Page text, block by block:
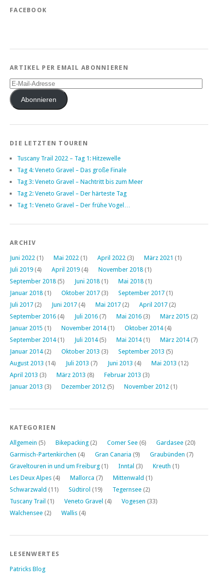
FACEBOOK
ARTIKEL PER EMAIL ABONNIEREN
E-
Mail-
AdresseAbonnieren
DIE LETZTEN TOUREN
Tuscany Trail 2022 – Tag 1: Hitzewelle
Tag 4: Veneto Gravel – Das große Finale
Tag 3: Veneto Gravel – Nachtritt bis zum Meer
Tag 2: Veneto Gravel – Der härteste Tag
Tag 1: Veneto Gravel – Der frühe Vogel…
ARCHIV
Juni 2022 (1) Mai 2022 (1) April 2022 (3) März 2021 (1)
Juli 2019 (4) April 2019 (4) November 2018 (1)
September 2018 (5) Juni 2018 (1) Mai 2018 (1)
Januar 2018 (1) Oktober 2017 (3) September 2017 (1)
Juli 2017 (2) Juni 2017 (4) Mai 2017 (2) April 2017 (2)
September 2016 (4) Juli 2016 (7) Mai 2016 (3) März 2015 (2)
Januar 2015 (1) November 2014(1) Oktober 2014(4)
September 2014(1) Juli 2014(5) Mai 2014(1) März 2014(7)
Januar 2014(2) Oktober 2013 (3) September 2013 (5)
August 2013 (14) Juli 2013 (7) Juni 2013 (4) Mai 2013 (12)
April 2013 (3) März 2013 (8) Februar 2013 (3)
Januar 2013 (3) Dezember 2012 (5) November 2012 (1)
KATEGORIEN
Allgemein (5) Bikepacking (2) Comer See (6) Gardasee (20)
Garmisch-Partenkirchen (4) Gran Canaria (9) Graubünden (7)
Graveltouren in und um Freiburg (1) Inntal (3) Kreuth (1)
Les Deux Alpes (4) Mallorca (7) Mittenwald (1)
Schwarzwald (11) Südtirol (19) Tegernsee (2)
Tuscany Trail (1) Veneto Gravel (4) Vogesen (33)
Walchensee (2) Wallis (4)
LESENWERTES
Patricks Blog